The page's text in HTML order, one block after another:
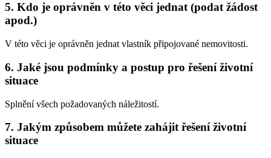
5. Kdo je oprávněn v této věci jednat (podat žádost
apod.)
V této věci je oprávněn jednat vlastník připojované nemovitosti.
6. Jaké jsou podmínky a postup pro řešení životní
situace
Splnění všech požadovaných náležitostí.
7. Jakým způsobem můžete zahájit řešení životní
situace